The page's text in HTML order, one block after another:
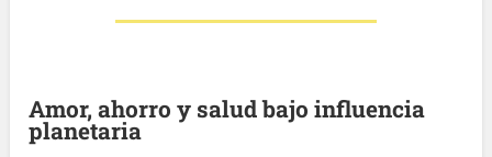
Amor, ahorro y salud bajo influencia
planetaria